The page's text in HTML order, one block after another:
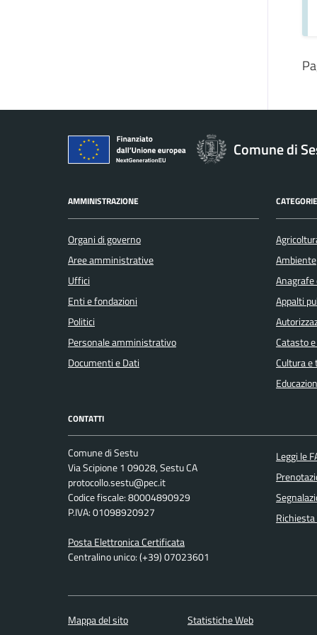
Comune di
AMMINISTRAZIONE
Organi di governo
Aree amministrative
Uffici
Enti e fondazioni
Politici
Personale amministrativo
Documenti e Dati
Ambiente
Appalti
Catasto
Cultura e
CONTATTI
Comune di Sestu
Via Scipione 1 09028, Sestu CA
protocollo.sestu@pec.it
Codice fiscale: 80004890929
P.IVA: 01098920927
Posta Elettronica Certificata
Centralino unico: (+39) 07023601
Leggi le
Mappa del sito Statistiche Web